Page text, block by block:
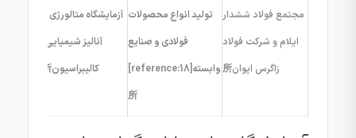
مجتمع فولاد ششدار
ایلام و شرکت فولاد
زاگرس ایوان所
تولید انواع محصولات
فولادی و صنایع
所
آزمایشگاه متالورژی و
آنالیز شیمیایی،
کالیبراسیون所